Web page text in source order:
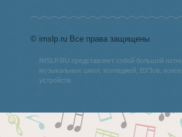
© imslp.ru Все права защищены
IMSLP.RU представляет собой большой
музыкальных школ, колледжей, ВУЗов,
устройств.